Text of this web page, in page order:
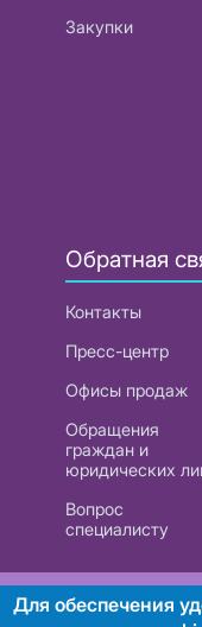
Закупки
Обратная
Контакты
Пресс-центр
Офисы продаж
Обращения
граждан и
юридических
Вопрос
специалисту
РУП
Для обеспечения